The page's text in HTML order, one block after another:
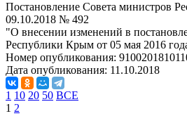
Постановление Совета министров
09.10.2018 № 492
"О внесении изменений в
Республики Крым от 05 мая 2016
Номер опубликования:
Дата опубликования: 11.10.2018
1 10 20 50 ВСЕ
1 2